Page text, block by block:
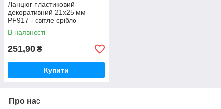
Ланцюг пластиковий
декоративний 21х25 мм
PF917 - світле срібло
В наявності
251,90 ₴
Купити
Про нас